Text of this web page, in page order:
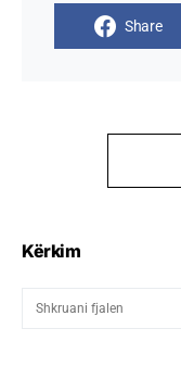
Share
Kërkim